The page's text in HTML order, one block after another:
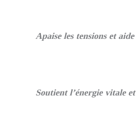
Apaise les tensions et
Soutient l’énergie vitale